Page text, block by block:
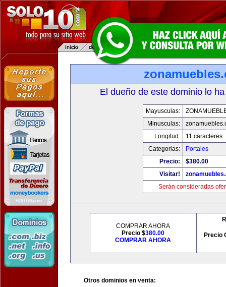
El dueño de este dominio lo
Mayusculas:
Minusculas:
Longitud:
11 caracteres
Categorias:
Portales
Precio:
$380.00
Visitar!
Serán consideradas
COMPRAR AHORA
Precio $380.00
COMPRAR AHORA
Precio
Otros dominios en venta: